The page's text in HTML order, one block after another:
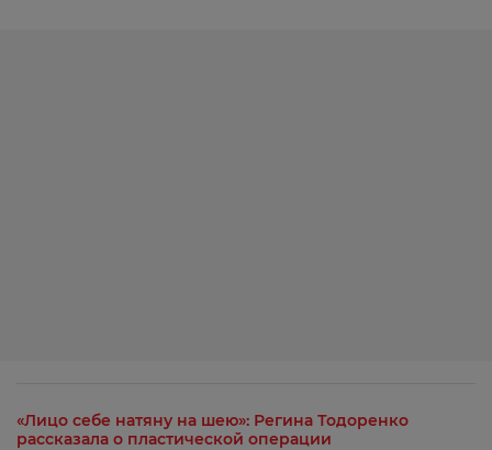
«Лицо себе натяну на шею»: Регина Тодоренко
рассказала о пластической операции